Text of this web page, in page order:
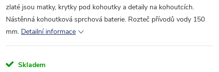
zlaté jsou matky, krytky pod kohoutky a detaily na kohoutcích.
Nástěnná kohoutková sprchová baterie. Rozteč přívodů vody 150
mm. Detailní informace
Skladem